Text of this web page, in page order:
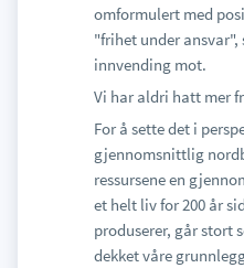
omformulert med
"frihet under ansvar",
innvending mot.
Vi har aldri hatt mer
For å sette det i
gjennomsnittlig
ressursene en
et helt liv for 200 år
produserer, går stort
dekket våre